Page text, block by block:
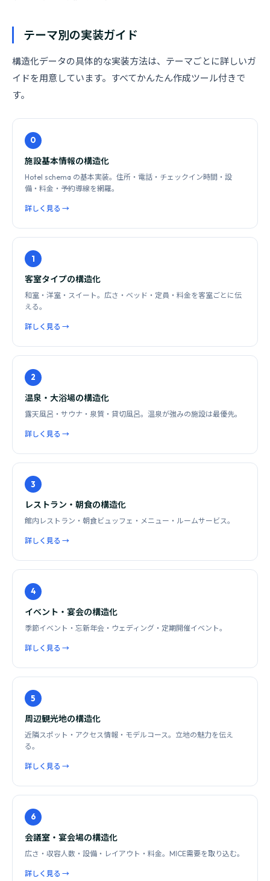
テーマ別の実装ガイド
構造化データの具体的な実装方法は、テーマごとに詳しいガ
イドを用意しています。すべてかんたん作成ツール付きで
す。
0
施設基本情報の構造化
Hotel schema の基本実装。住所・電話・チェックイン時間・設
備・料金・予約導線を網羅。
詳しく見る →
1
客室タイプの構造化
和室・洋室・スイート。広さ・ベッド・定員・料金を客室ごとに伝
える。
詳しく見る →
2
温泉・大浴場の構造化
露天風呂・サウナ・泉質・貸切風呂。温泉が強みの施設は最優先。
詳しく見る →
3
レストラン・朝食の構造化
館内レストラン・朝食ビュッフェ・メニュー・ルームサービス。
詳しく見る →
4
イベント・宴会の構造化
季節イベント・忘新年会・ウェディング・定期開催イベント。
詳しく見る →
5
周辺観光地の構造化
近隣スポット・アクセス情報・モデルコース。立地の魅力を伝え
る。
詳しく見る →
6
会議室・宴会場の構造化
広さ・収容人数・設備・レイアウト・料金。MICE需要を取り込む。
詳しく見る →